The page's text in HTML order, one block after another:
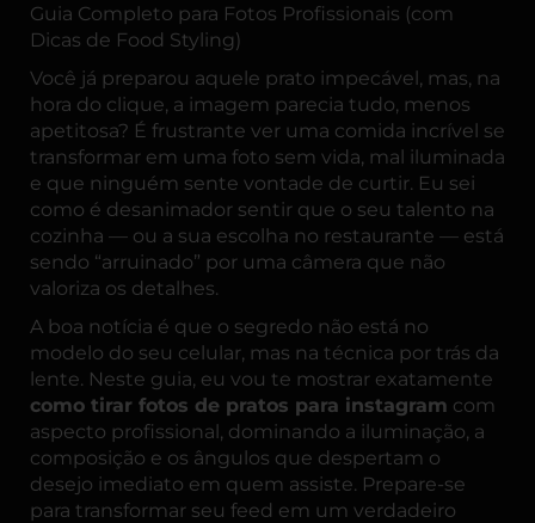
Guia Completo para Fotos Profissionais (com
Dicas de Food Styling)
Você já preparou aquele prato impecável, mas, na
hora do clique, a imagem parecia tudo, menos
apetitosa? É frustrante ver uma comida incrível se
transformar em uma foto sem vida, mal iluminada
e que ninguém sente vontade de curtir. Eu sei
como é desanimador sentir que o seu talento na
cozinha — ou a sua escolha no restaurante — está
sendo “arruinado” por uma câmera que não
valoriza os detalhes.
A boa notícia é que o segredo não está no
modelo do seu celular, mas na técnica por trás da
lente. Neste guia, eu vou te mostrar exatamente
como tirar fotos de pratos para instagram com
aspecto profissional, dominando a iluminação, a
composição e os ângulos que despertam o
desejo imediato em quem assiste. Prepare-se
para transformar seu feed em um verdadeiro